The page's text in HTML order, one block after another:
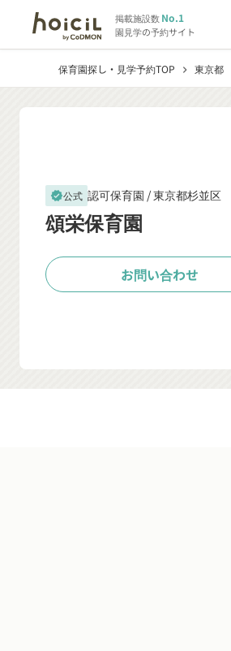
掲載施設数No.1
園見学の予約サイト
保育園探し・見学予約TOP chevron_right 東京都
verified公式 認可保育園 /東京都杉並区
頌栄保育園
お問い合わせ